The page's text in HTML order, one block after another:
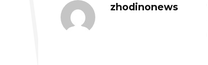
zhodinonews